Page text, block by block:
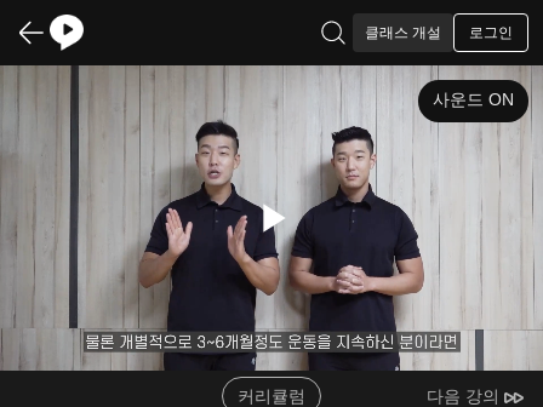
클래스 개설 로그인
Play
Video
사운드 ON
커리큘럼 다음 강의